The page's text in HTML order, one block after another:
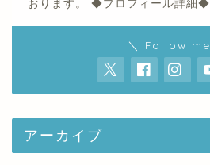
おります。 ◆プロフィール詳細◆
＼ Follow
アーカイブ